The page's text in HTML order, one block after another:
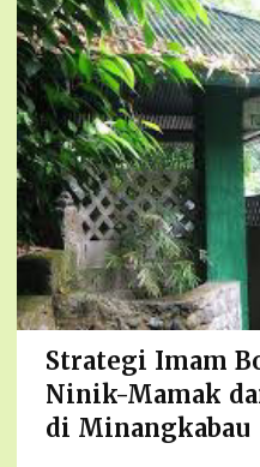
Strategi Imam
Ninik-Mamak
di Minangkabau